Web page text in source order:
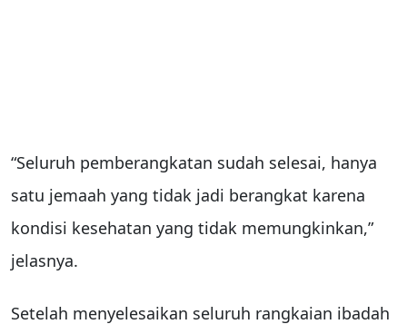
“Seluruh pemberangkatan sudah selesai, hanya
satu jemaah yang tidak jadi berangkat karena
kondisi kesehatan yang tidak memungkinkan,”
jelasnya.
Setelah menyelesaikan seluruh rangkaian ibadah